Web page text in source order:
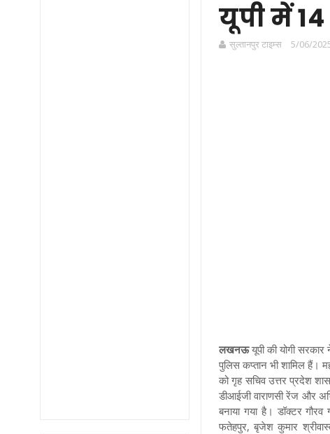
यूपी में
सुल्तानपुर टाइम्स 5/06/
लखनऊयूपीकी योगी
पुलिस कप्तान भी शामिल हैं।
को गृह सचिव उत्तर प्रदेश
डीआईजी वाराणसी रेंज और
बनाया गया है। डॉक्टर
फतेहपुर, बृजेश कुमार